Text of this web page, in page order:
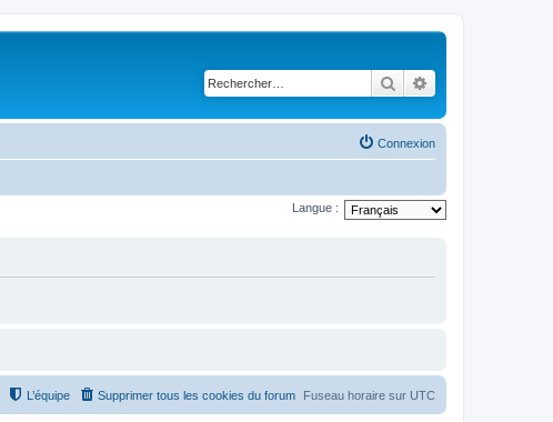
Rechercher
Connexion
Langue :
Fuseau horaire sur UTC
Supprimer tous les cookies du forum
L’équipe